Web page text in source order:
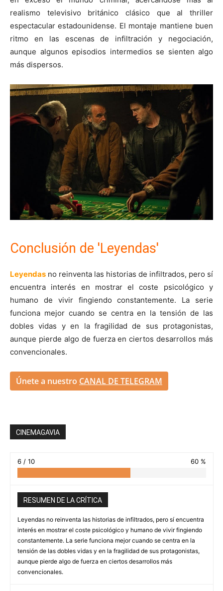
realismo televisivo británico clásico que al thriller
espectacular estadounidense. El montaje mantiene buen
ritmo en las escenas de infiltración y negociación,
aunque algunos episodios intermedios se sienten algo
más dispersos.
Conclusión de 'Leyendas'
Leyendas no reinventa las historias de infiltrados, pero sí
encuentra interés en mostrar el coste psicológico y
humano de vivir fingiendo constantemente. La serie
funciona mejor cuando se centra en la tensión de las
dobles vidas y en la fragilidad de sus protagonistas,
aunque pierde algo de fuerza en ciertos desarrollos más
convencionales.
Únete a nuestro CANAL DE TELEGRAM
CINEMAGAVIA
6 / 10 60 %
RESUMEN DE LA CRÍTICA
Leyendas no reinventa las historias de infiltrados, pero sí encuentra
interés en mostrar el coste psicológico y humano de vivir fingiendo
constantemente. La serie funciona mejor cuando se centra en la
tensión de las dobles vidas y en la fragilidad de sus protagonistas,
aunque pierde algo de fuerza en ciertos desarrollos más
convencionales.